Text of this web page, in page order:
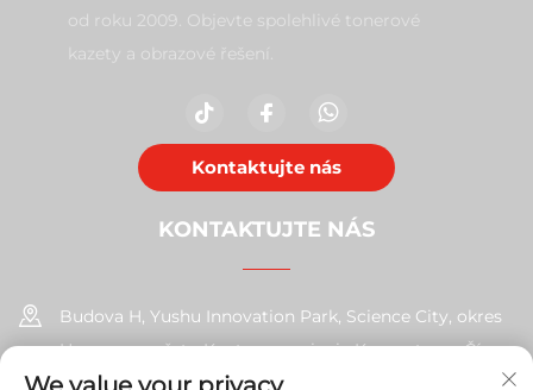
od roku 2009. Objevte spolehlivé tonerové
kazety a obrazové řešení.
Kontaktujte nás
KONTAKTUJTE NÁS
Budova H, Yushu Innovation Park, Science City, okres
Huangpu, město Kanton, provincie Kuang-tung, Čína